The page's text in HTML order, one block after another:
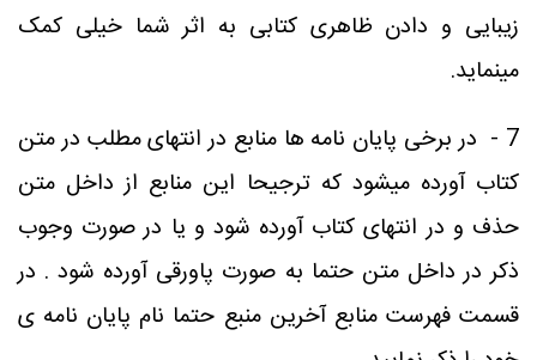
زیبایی و دادن ظاهری کتابی به اثر شما خیلی کمک
مینماید.
7 -
در برخی پایان نامه ها منابع در انتهای مطلب در متن
کتاب آورده میشود که ترجیحا این منابع از داخل متن
حذف و در انتهای کتاب آورده شود و یا در صورت وجوب
ذکر در داخل متن حتما به صورت پاورقی آورده شود . در
قسمت فهرست منابع آخرین منبع حتما نام پایان نامه ی